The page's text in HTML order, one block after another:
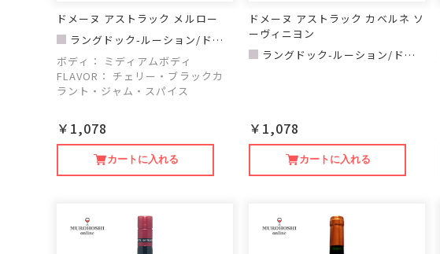
ドメーヌ アストラック メルロー
ラングドック-ルーション/ドメ
ーヌ アストラック
ボディ：
ミディアムボディ
FLAVOR： チェリー・ブラックカ
ラント・ジャム・スパイス
￥1,078
カートに入れる
ドメーヌ アストラック カベルネ ソ
ーヴィニヨン
ラングドック-ルーション/ドメ
￥1,078
カートに入れる